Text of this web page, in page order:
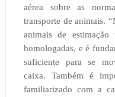
aérea sobre as
transporte de animais.
animais de
homologadas, e é
suficiente para se
caixa. Também é
familiarizado com a